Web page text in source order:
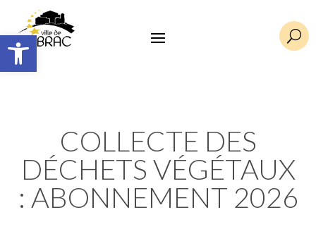
Ouvrir la barre d’outils U
COLLECTE DES
DÉCHETS VÉGÉTAUX
: ABONNEMENT 2026